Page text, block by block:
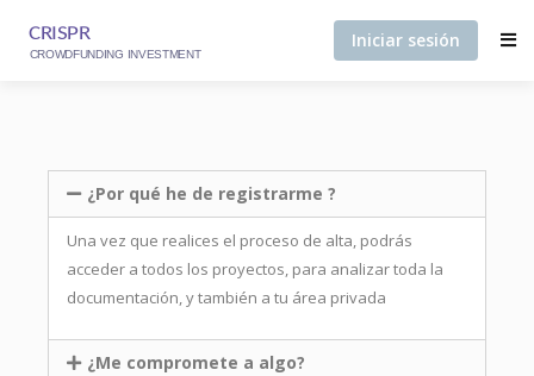
Iniciar sesión
¿Por qué he de registrarme ?
Una vez que realices el proceso de alta, podrás
acceder a todos los proyectos, para analizar toda la
documentación, y también a tu área privada
¿Me compromete a algo?